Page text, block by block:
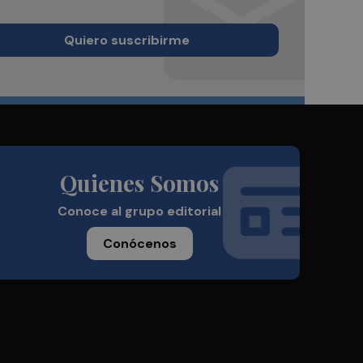
Quiero suscribirme
Quienes Somos
Conoce al grupo editorial
Conócenos